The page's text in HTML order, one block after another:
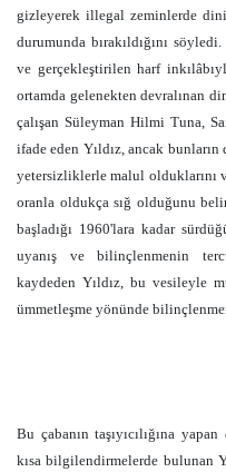
gizleyerek illegal zeminlerde
durumunda bırakıldığını
ve gerçekleştirilen harf
ortamda gelenekten devralınan
çalışan Süleyman Hilmi Tuna,
ifade eden Yıldız, ancak
yetersizliklerle malul olduklarını
oranla oldukça sığ olduğunu
başladığı 1960'lara kadar
uyanış ve bilinçlenmenin
kaydeden Yıldız, bu vesileyle
ümmetleşme yönünde
Bu çabanın taşıyıcılığına
kısa bilgilendirmelerde